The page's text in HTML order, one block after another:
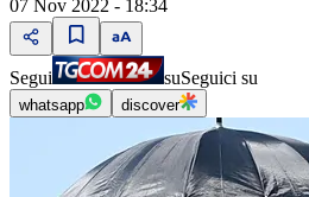
07 Nov 2022 - 18:34
Segui suSeguici su
whatsapp discover